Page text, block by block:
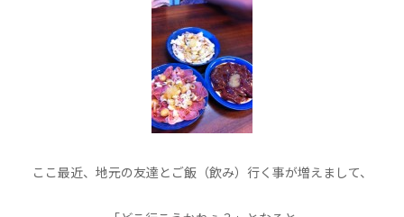
ここ最近、地元の友達とご飯（飲み）行く事が増えまして、